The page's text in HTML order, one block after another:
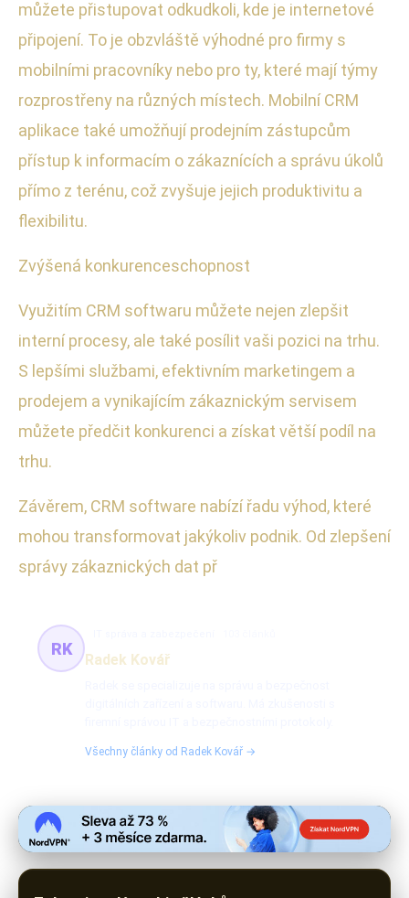
můžete přistupovat odkudkoli, kde je internetové
připojení. To je obzvláště výhodné pro firmy s
mobilními pracovníky nebo pro ty, které mají týmy
rozprostřeny na různých místech. Mobilní CRM
aplikace také umožňují prodejním zástupcům
přístup k informacím o zákaznících a správu úkolů
přímo z terénu, což zvyšuje jejich produktivitu a
flexibilitu.
Zvýšená konkurenceschopnost
Využitím CRM softwaru můžete nejen zlepšit
interní procesy, ale také posílit vaši pozici na trhu.
S lepšími službami, efektivním marketingem a
prodejem a vynikajícím zákaznickým servisem
můžete předčit konkurenci a získat větší podíl na
trhu.
Závěrem, CRM software nabízí řadu výhod, které
mohou transformovat jakýkoliv podnik. Od zlepšení
správy zákaznických dat př
RK
Radek Kovář
Všechny články od Radek Kovář →